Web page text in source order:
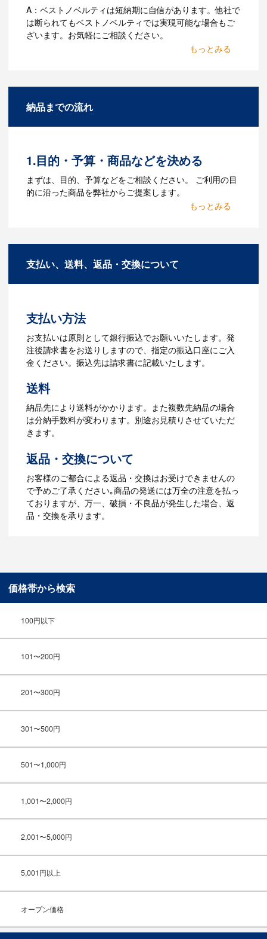
A：ベストノベルティは短納期に自信があります。他社で
は断られてもベストノベルティでは実現可能な場合もご
ざいます。お気軽にご相談ください。
があります。Adobe illustratorのaiファイ
Q：ウェブサイトに掲載され
ていないオリジナルのノベル
タマイズが可能です。お気軽にご相談く
納品までの流れ
1.目的・予算・商品などを決める
まずは、目的、予算などをご相談ください。 ご利用の目
的に沿った商品を弊社からご提案します。
お見積を弊社からお出しします。
3.発注・データ入稿
ら、ご注文書をお送りします。
【名入れをする場合】名入れに必要なデ
ータをご入稿頂き、名入れイメージをデ
ータでご確認いただきます。
4.納品
【名入れをする場合】データのご入稿後
３週間程度で納品となります。
【名入れなしの場合】在庫がある場合、3
～5営業日程度で納品となります。
ご利用ガイドをもっとみる
支払い、送料、返品・交換について
支払い方法
お支払いは原則として銀行振込でお願いいたします。発
注後請求書をお送りしますので、指定の振込口座にご入
金ください。振込先は請求書に記載いたします。
送料
納品先により送料がかかります。また複数先納品の場合
は分納手数料が変わります。別途お見積りさせていただ
きます。
返品・交換について
お客様のご都合による返品・交換はお受けできませんの
で予めご了承ください｡商品の発送には万全の注意を払っ
ておりますが、万一、破損・不良品が発生した場合、返
品・交換を承ります。
価格帯から検索
100円以下
101〜200円
201〜300円
301〜500円
501〜1,000円
1,001〜2,000円
2,001〜5,000円
5,001円以上
オープン価格